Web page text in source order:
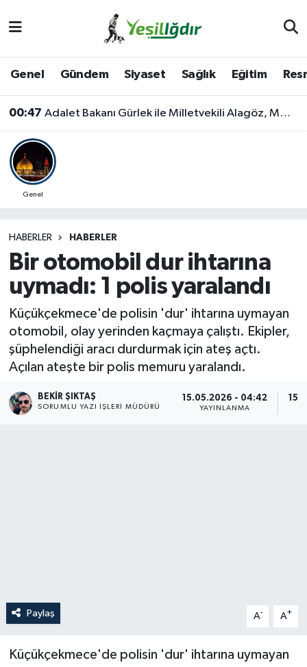
Genel Gündem Siyaset Sağlık Eğitim
00:47 Adalet Bakanı Gürlek ile Milletvekili Alagöz, MHP İl Başkanlığını Ziyaret Etti
Genel
HABERLER HABERLER
Bir otomobil dur ihtarına
uymadı: 1 polis yaralandı
Küçükçekmece'de polisin 'dur' ihtarına uymayan
otomobil, olay yerinden kaçmaya çalıştı. Ekipler,
şüphelendiği aracı durdurmak için ateş açtı.
Açılan ateşte bir polis memuru yaralandı.
BEKIR ŞIKTAŞ
SORUMLU YAZI İŞLERI MÜDÜRÜ
15.05.2026 - 04:42
YAYINLANMA
Paylaş A- A+
Küçükçekmece'de polisin 'dur' ihtarına uymayan
Iğdır Trafik Yoğunluk Haritası
Süper Lig Puan Durumu ve Fikstür
Son Dakika Haberleri
Haber Arşivi